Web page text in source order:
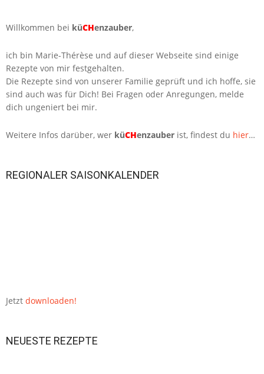
Willkommen bei küCHenzauber,
ich bin Marie-Thérèse und auf dieser Webseite sind einige
Rezepte von mir festgehalten.
Die Rezepte sind von unserer Familie geprüft und ich hoffe, sie
sind auch was für Dich! Bei Fragen oder Anregungen, melde
dich ungeniert bei mir.
Weitere Infos darüber, wer küCHenzauber ist, findest du hier…
REGIONALER SAISONKALENDER
Jetzt downloaden!
NEUESTE REZEPTE